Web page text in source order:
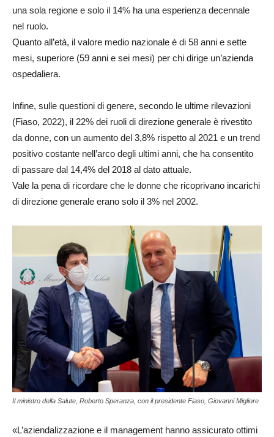
una sola regione e solo il 14% ha una esperienza decennale
nel ruolo.
Quanto all’età, il valore medio nazionale è di 58 anni e sette
mesi, superiore (59 anni e sei mesi) per chi dirige un’azienda
ospedaliera.
Infine, sulle questioni di genere, secondo le ultime rilevazioni
(Fiaso, 2022), il 22% dei ruoli di direzione generale è rivestito
da donne, con un aumento del 3,8% rispetto al 2021 e un trend
positivo costante nell’arco degli ultimi anni, che ha consentito
di passare dal 14,4% del 2018 al dato attuale.
Vale la pena di ricordare che le donne che ricoprivano incarichi
di direzione generale erano solo il 3% nel 2002.
Il ministro della Salute, Roberto Speranza, con il presidente Fiaso, Giovanni Migliore
«L’aziendalizzazione e il management hanno assicurato ottimi